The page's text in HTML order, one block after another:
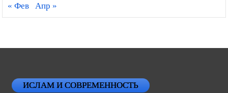
« Фев Апр »
ИСЛАМ И СОВРЕМЕННОСТЬ